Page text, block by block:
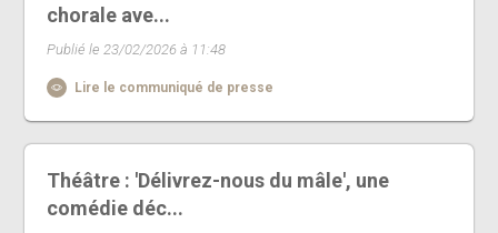
chorale ave...
Publié le 23/02/2026 à 11:48
Lire le communiqué de presse
Théâtre : 'Délivrez-nous du mâle', une
comédie déc...